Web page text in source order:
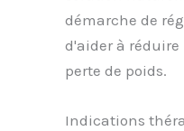
démarche de
d'aider à
perte de poids.
Indications